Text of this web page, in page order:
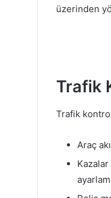
üzerinden
Trafik
Trafik
Araç